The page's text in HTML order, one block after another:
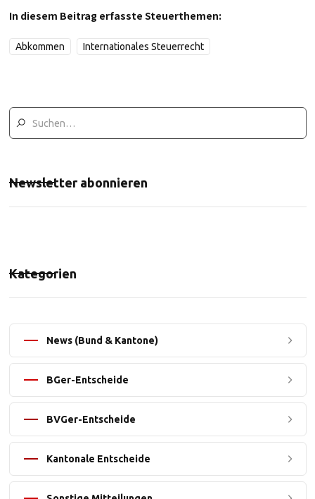
In diesem Beitrag erfasste Steuerthemen:
Abkommen Internationales Steuerrecht
Newsletter abonnieren
Kategorien
News (Bund & Kantone)
BGer-Entscheide
BVGer-Entscheide
Kantonale Entscheide